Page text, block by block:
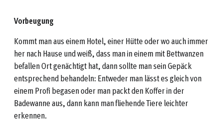
Vorbeugung
Kommt man aus einem Hotel, einer Hütte oder wo auch immer
her nach Hause und weiß, dass man in einem mit Bettwanzen
befallen Ort genächtigt hat, dann sollte man sein Gepäck
entsprechend behandeln: Entweder man lässt es gleich von
einem Profi begasen oder man packt den Koffer in der
Badewanne aus, dann kann man fliehende Tiere leichter
erkennen.